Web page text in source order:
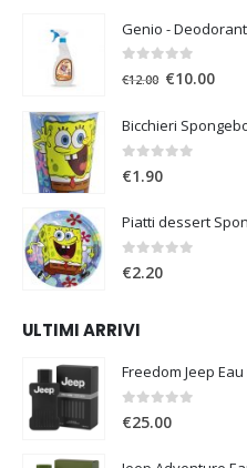
€12.00 €10.00
Bicchieri
0Su 5
€1.90
Piatti dessert
0Su 5
€2.20
ULTIMI ARRIVI
Freedom Jeep
0Su 5
€25.00